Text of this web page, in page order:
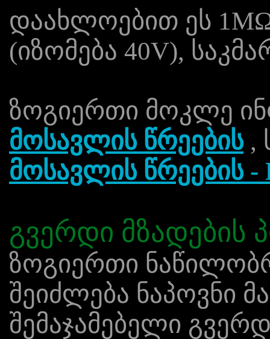
დაახლოებით ეს
(იზომება 40V),
ზოგიერთი მოკლე
მოსავლის წრეების ,
მოსავლის წრეების -
გვერდი მზადების
ზოგიერთი
შეიძლება ნაპოვნი
შემაჯამებელი